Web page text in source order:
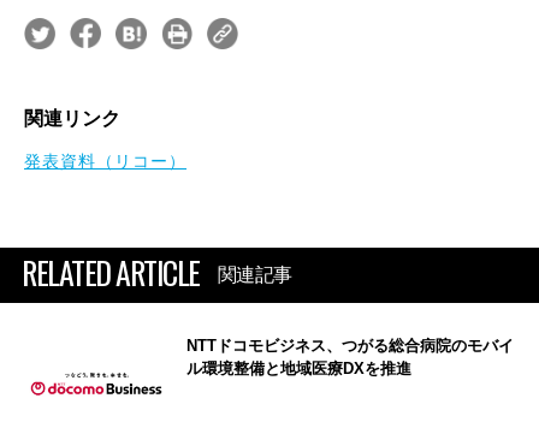
関連リンク
発表資料（リコー）
RELATED ARTICLE 関連記事
NTTドコモビジネス、つがる総合病院のモバイ
ル環境整備と地域医療DXを推進